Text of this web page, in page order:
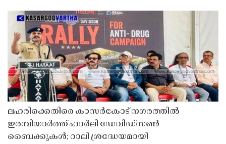
ലഹരിക്കെതിരെ കാസർകോട് നഗരത്തിൽ
ഇരമ്പിയാർത്ത് ഹാർലി ഡേവിഡ്‌സൺ
ബൈക്കുകൾ; റാലി ശ്രദ്ധേയമായി